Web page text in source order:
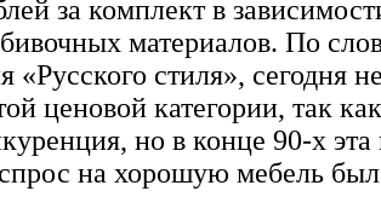
за комплект в
материалов. По
«Русского стиля», сегодня
ценовой категории, так
но в конце 90-х
на хорошую мебель